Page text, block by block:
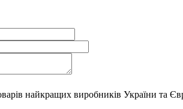
найкращих виробників України та